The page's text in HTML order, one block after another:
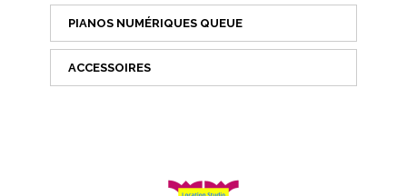
PIANOS NUMÉRIQUES QUEUE
ACCESSOIRES